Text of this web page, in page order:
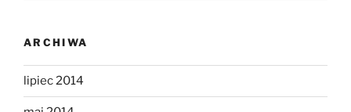
ARCHIWA
lipiec 2014